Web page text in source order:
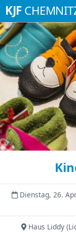
KJF
Dienstag, 26.
Haus Liddy(